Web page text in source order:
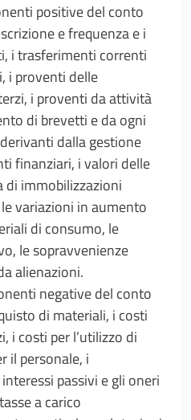
positive del conto
e frequenza e i
i trasferimenti correnti
i proventi delle
i proventi da attività
di brevetti e da ogni
dalla gestione
finanziari, i valori delle
di immobilizzazioni
variazioni in aumento
di consumo, le
le sopravvenienze
alienazioni.
negative del conto
di materiali, i costi
i costi per l’utilizzo di
il personale, i
passivi e gli oneri
a carico